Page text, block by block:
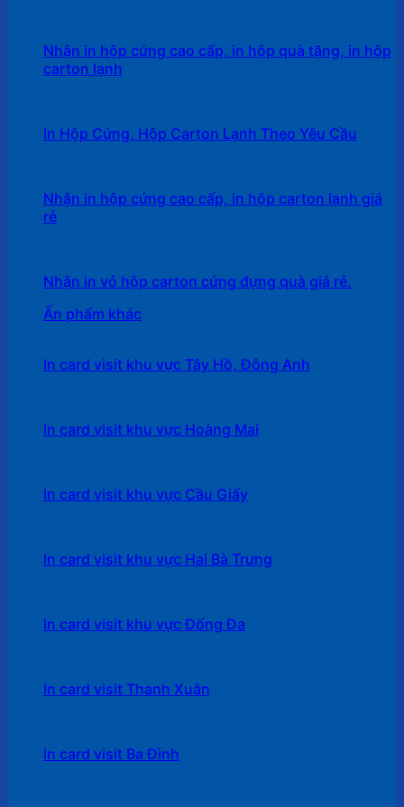
Nhận in hộp cứng cao cấp, in hộp quà tặng, in hộp
carton lạnh
In Hộp Cứng, Hộp Carton Lạnh Theo Yêu Cầu
Nhận in hộp cứng cao cấp, in hộp carton lạnh giá
rẻ
Nhận in vỏ hộp carton cứng đựng quà giá rẻ.
Ấn phẩm khác
In card visit khu vực Tây Hồ, Đông Anh
In card visit khu vực Hoàng Mai
In card visit khu vực Cầu Giấy
In card visit khu vực Hai Bà Trưng
In card visit khu vực Đống Đa
In card visit Thanh Xuân
In card visit Ba Đình